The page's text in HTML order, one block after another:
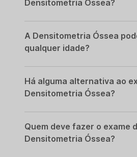
Densitometria Óssea?
A Densitometria Óssea
qualquer idade?
Há alguma alternativa ao
Densitometria Óssea?
Quem deve fazer o exame
Densitometria Óssea?